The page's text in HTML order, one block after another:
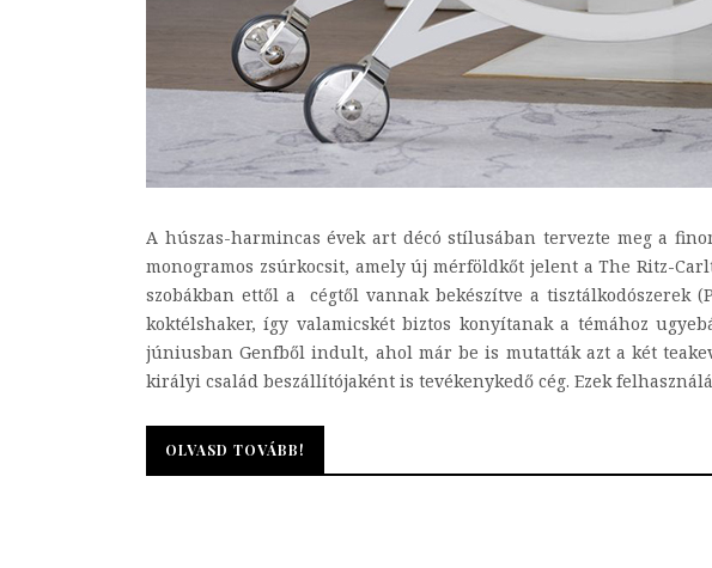
A húszas-harmincas évek art décó stílusában tervezte meg a
monogramos zsúrkocsit, amely új mérföldkőt jelent a The Ritz-
szobákban ettől a cégtől vannak bekészítve a tisztálkodószerek
koktélshaker, így valamicskét biztos konyítanak a témához
júniusban Genfből indult, ahol már be is mutatták azt a két
királyi család beszállítójaként is tevékenykedő cég. Ezek
OLVASD TOVÁBB!
OLVASD TOVÁBB!